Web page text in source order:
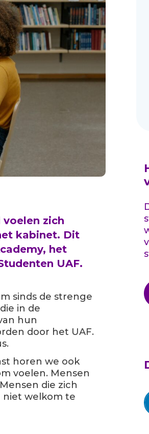
zich
kabinet. Dit
het
UAF.
sinds de strenge
in de
hun
door het UAF.
horen we ook
voelen. Mensen
die zich
niet welkom te